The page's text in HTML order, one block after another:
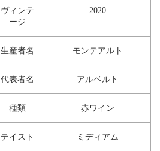
ヴィンテ
ージ
2020
生産者名 モンテアルト
代表者名 アルベルト
種類 赤ワイン
テイスト ミディアム